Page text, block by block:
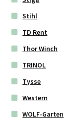
Stihl
TD Rent
Thor Winch
TRINOL
Tysse
Western
WOLF-Garten